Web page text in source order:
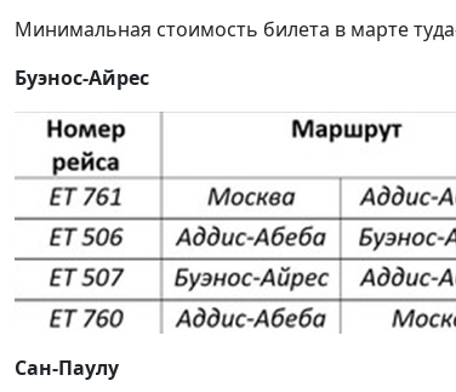
Минимальная стоимость билета в марте
Буэнос-Айрес
Сан-Паулу